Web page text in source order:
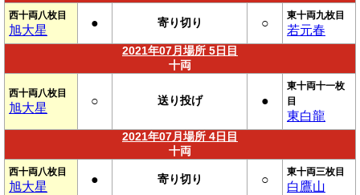
西十両八枚目
旭大星
● 寄り切り ○
東十両九枚目
若元春
2021年07月場所 5日目
十両
西十両八枚目
旭大星
○ 送り投げ ●
東十両十一枚
目
東白龍
2021年07月場所 4日目
十両
西十両八枚目
旭大星
● 寄り切り ○
東十両三枚目
白鷹山